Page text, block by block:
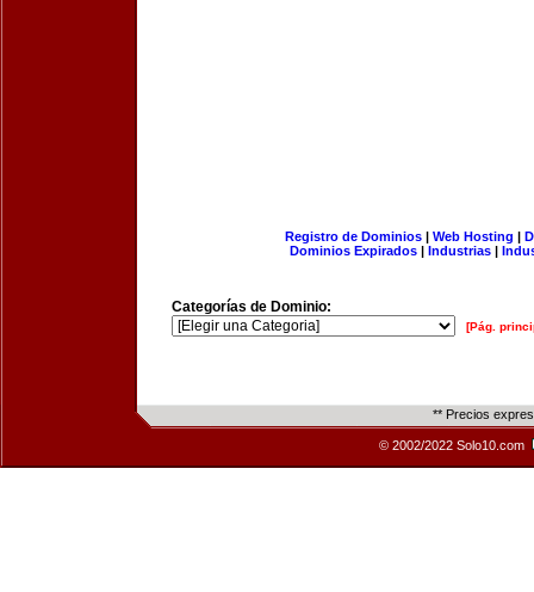
Registro de Dominios| Web Hosting |
Dominios Expirados | Industrias |
Categorías de Dominio:
[Pág.
** Precios
© 2002/2022 Solo10.com